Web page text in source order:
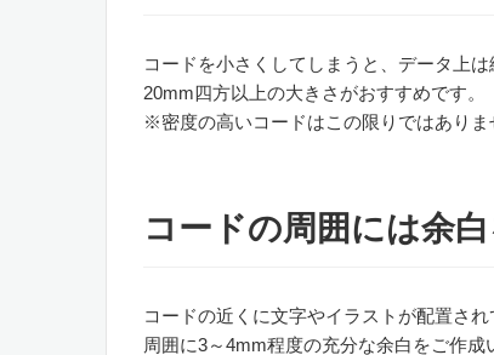
コードを小さくしてしまうと、データ上
20mm四方以上の大きさがおすすめです。
※密度の高いコードはこの限りではありま
コードの周囲には余
コードの近くに文字やイラストが配置さ
周囲に3～4mm程度の充分な余白をご作成